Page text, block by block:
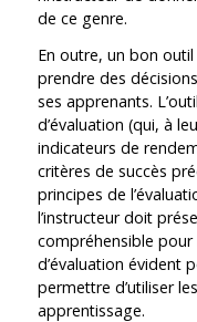
de ce genre.
En outre, un bon outil
prendre des
ses apprenants.
d’évaluation (qui, à
indicateurs de
critères de succès
principes de
l’instructeur doit
compréhensible
d’évaluation évident
permettre d’utiliser
apprentissage.